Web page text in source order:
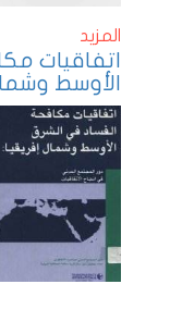
المزيد
اتفاقيات
الأوسط